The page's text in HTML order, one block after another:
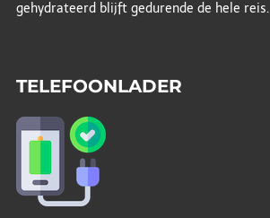
gehydrateerd blijft gedurende de hele reis.
TELEFOONLADER